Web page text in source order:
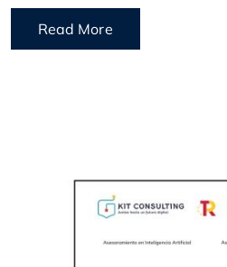
Read More